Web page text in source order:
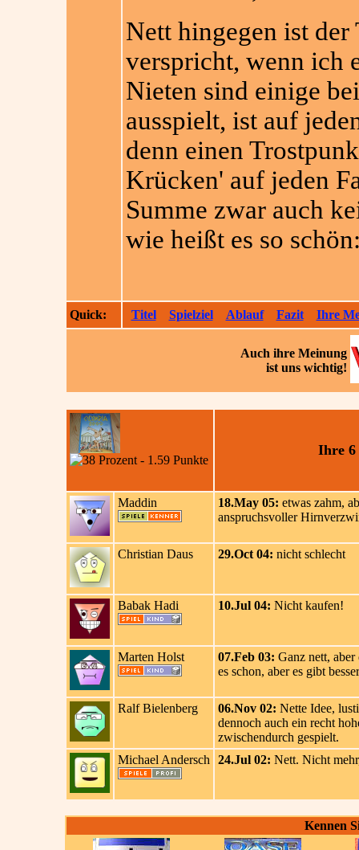
Nett hingegen ist
verspricht, wenn ich
Nieten sind einige
ausspielt, ist auf
denn einen
Krücken' auf jeden
Summe zwar auch
wie heißt es so
Quick: Titel Spielziel Ablauf Fazit Ihre
Auch ihre Meinung
ist uns wichtig!
Ihre 6
Maddin 18.May 05: etwas zahm,
anspruchsvoller
Christian Daus 29.Oct 04: nicht schlecht
Babak Hadi 10.Jul 04: Nicht kaufen!
Marten Holst 07.Feb 03: Ganz nett,
es schon, aber es gibt
Ralf Bielenberg 06.Nov 02: Nette Idee,
dennoch auch ein recht
zwischendurch gespielt.
Michael Andersch
24.Jul 02: Nett. Nicht
Kennen